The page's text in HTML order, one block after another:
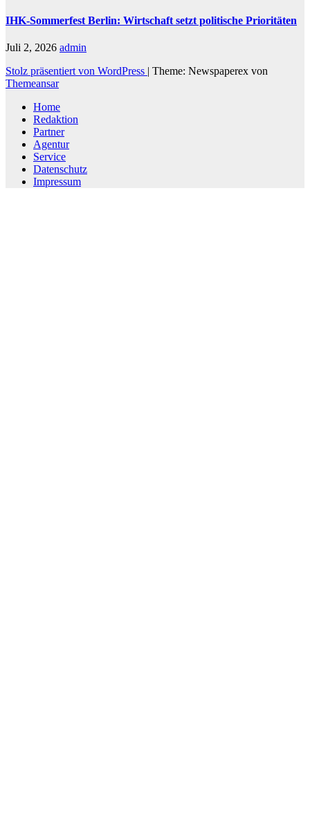
IHK-Sommerfest Berlin: Wirtschaft setzt politische Prioritäten
Juli 2, 2026 admin
Stolz präsentiert von WordPress | Theme: Newspaperex von
Themeansar
Home
Redaktion
Partner
Agentur
Service
Datenschutz
Impressum